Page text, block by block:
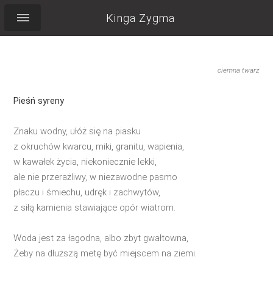
Kinga Zygma
ciemna twarz
Pieśń syreny
Znaku wodny, ułóż się na piasku
z okruchów kwarcu, miki, granitu, wapienia,
w kawałek życia, niekoniecznie lekki,
ale nie przerażliwy, w niezawodne pasmo
płaczu i śmiechu, udręk i zachwytów,
z siłą kamienia stawiające opór wiatrom.
Woda jest za łagodna, albo zbyt gwałtowna,
Żeby na dłuższą metę być miejscem na ziemi.